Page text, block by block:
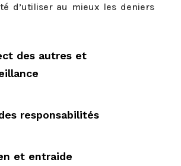
d’utiliser au mieux les deniers
des autres et
responsabilités
et entraide